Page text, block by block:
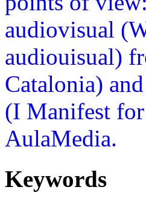
audiovisual
audiouisual)
Catalonia)
(I Manifest
AulaMedia.
Keywords